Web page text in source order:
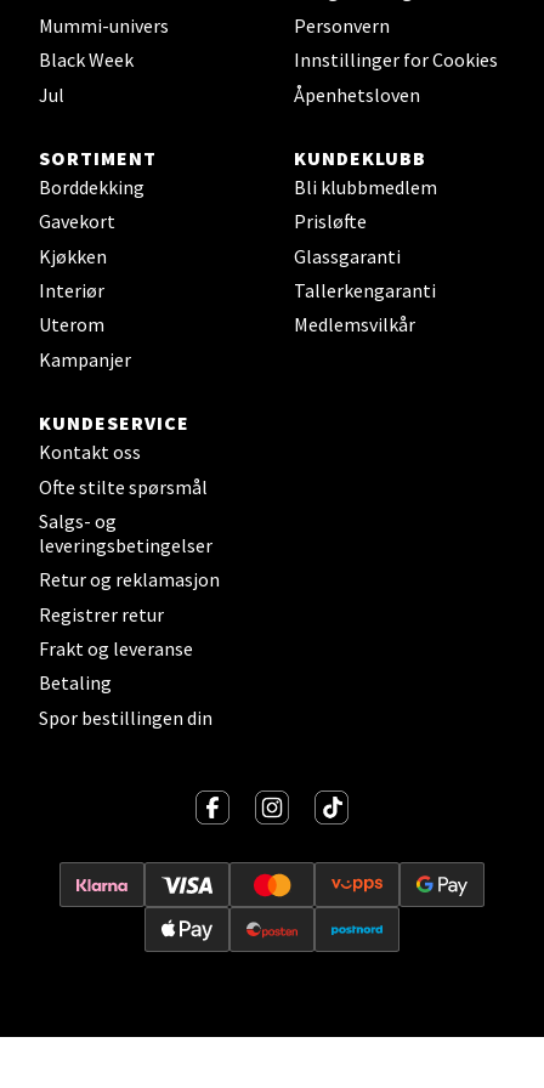
Mummi-univers
Black Week
Jul
Personvern
Innstillinger for Cookies
Åpenhetsloven
SORTIMENT
Borddekking
Gavekort
Kjøkken
Interiør
Uterom
Kampanjer
KUNDEKLUBB
Bli klubbmedlem
Prisløfte
Glassgaranti
Tallerkengaranti
Medlemsvilkår
KUNDESERVICE
Kontakt oss
Ofte stilte spørsmål
Salgs- og
leveringsbetingelser
Retur og reklamasjon
Registrer retur
Frakt og leveranse
Betaling
Spor bestillingen din
Torgbakken 2, 5401 Stord
Åpent i dag 10-17
Oslo - Thon Senter Storo
Vitaminveien 7 - 9, 0485 Oslo
0 i butikk
Lillehammer - Strandtorget
Strandtorget, 2609 Lillehammer
Åpent i dag 09-20
0 i butikk
Strømmen - Thon Senter Strømmen